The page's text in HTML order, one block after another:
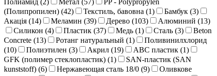
Полиамид (2) Метал (57)
PP - Polypropylen
(Полипропилен) (42) Текстиль, бавовна (1) Бамбук (3)
Акація (14) Меламин (39) Дерево (103) Алюминий (13)
Силикон (4) Пластик (37) Медь (1) Сталь (3)
Beton
Concrete (13) Ротанг натуральный (1)
Поливинилхлорид
(10) Полиэтилен (3) Акрил (19) ABC пластик (1)
GFK (полимер стеклопластик) (1)
SAN-пластик (SAN
kunststoff) (6) Нержавеющая сталь 18/0 (9)
Оливкове